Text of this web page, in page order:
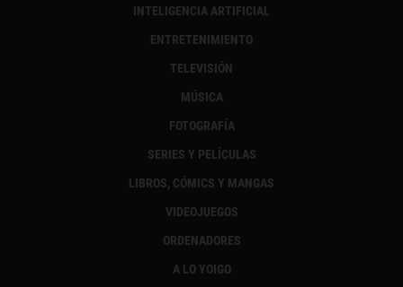
INTELIGENCIA ARTIFICIAL
ENTRETENIMIENTO
TELEVISIÓN
MÚSICA
FOTOGRAFÍA
SERIES Y PELÍCULAS
LIBROS, CÓMICS Y MANGAS
VIDEOJUEGOS
ORDENADORES
A LO YOIGO